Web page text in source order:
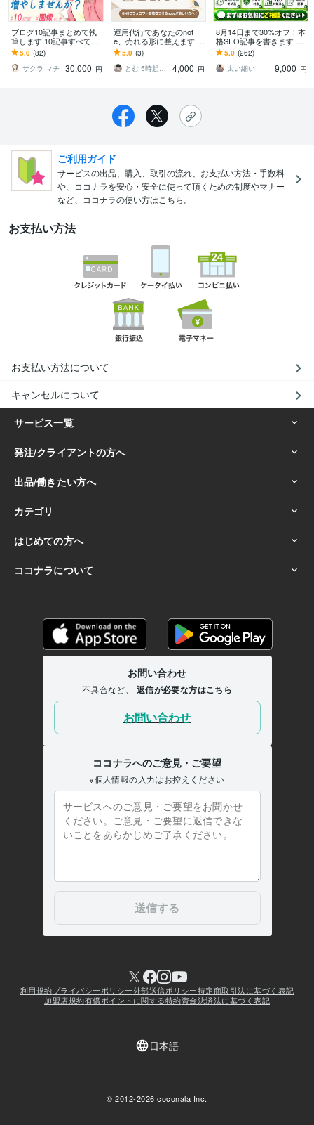
ブログ10記事まとめて執
筆します 10記事すべてに
アイキャッチ画像を1枚ず
つ付けてご提供！
5.0 (82)
サクラ マチ
30,000 円
運用代行であなたのnot
e、売れる形に整えます 構
成・導線・価格設計まで
サポートします
5.0 (3)
とむ 5時起き大学生
4,000 円
8月14日まで30%オフ！本
格SEO記事を書きます レ
ビュー高評価5.0！スピー
ディな納品！まとめ割引
あり！
5.0 (262)
太い細い
9,000 円
ご利用ガイド
サービスの出品、購入、取引の流れ、お支払い方法・手数料
や、ココナラを安心・安全に使って頂くための制度やマナー
など、ココナラの使い方はこちら。
お支払い方法
お支払い方法について
キャンセルについて